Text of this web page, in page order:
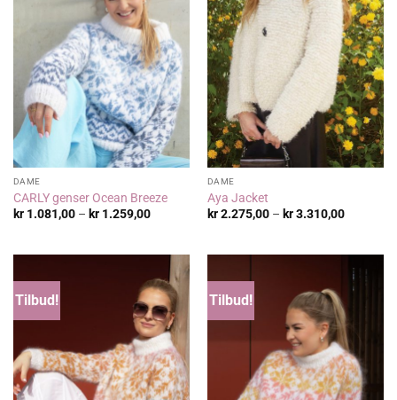
DAME
CARLY genser Ocean Breeze
kr1.081,00 – kr1.259,00Prisområde:
DAME
Aya Jacket
kr2.275,00 – kr3.310,00
Tilbud! Tilbud!